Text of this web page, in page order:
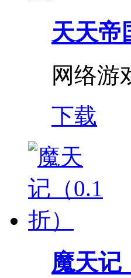
天天帝
网络游
下载
魔天记